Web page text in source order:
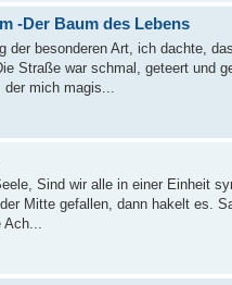
-Der Baum des Lebens
der besonderen Art, ich dachte,
Straße war schmal, geteert und
mich magis...
Sind wir alle in einer Einheit
Mitte gefallen, dann hakelt es.